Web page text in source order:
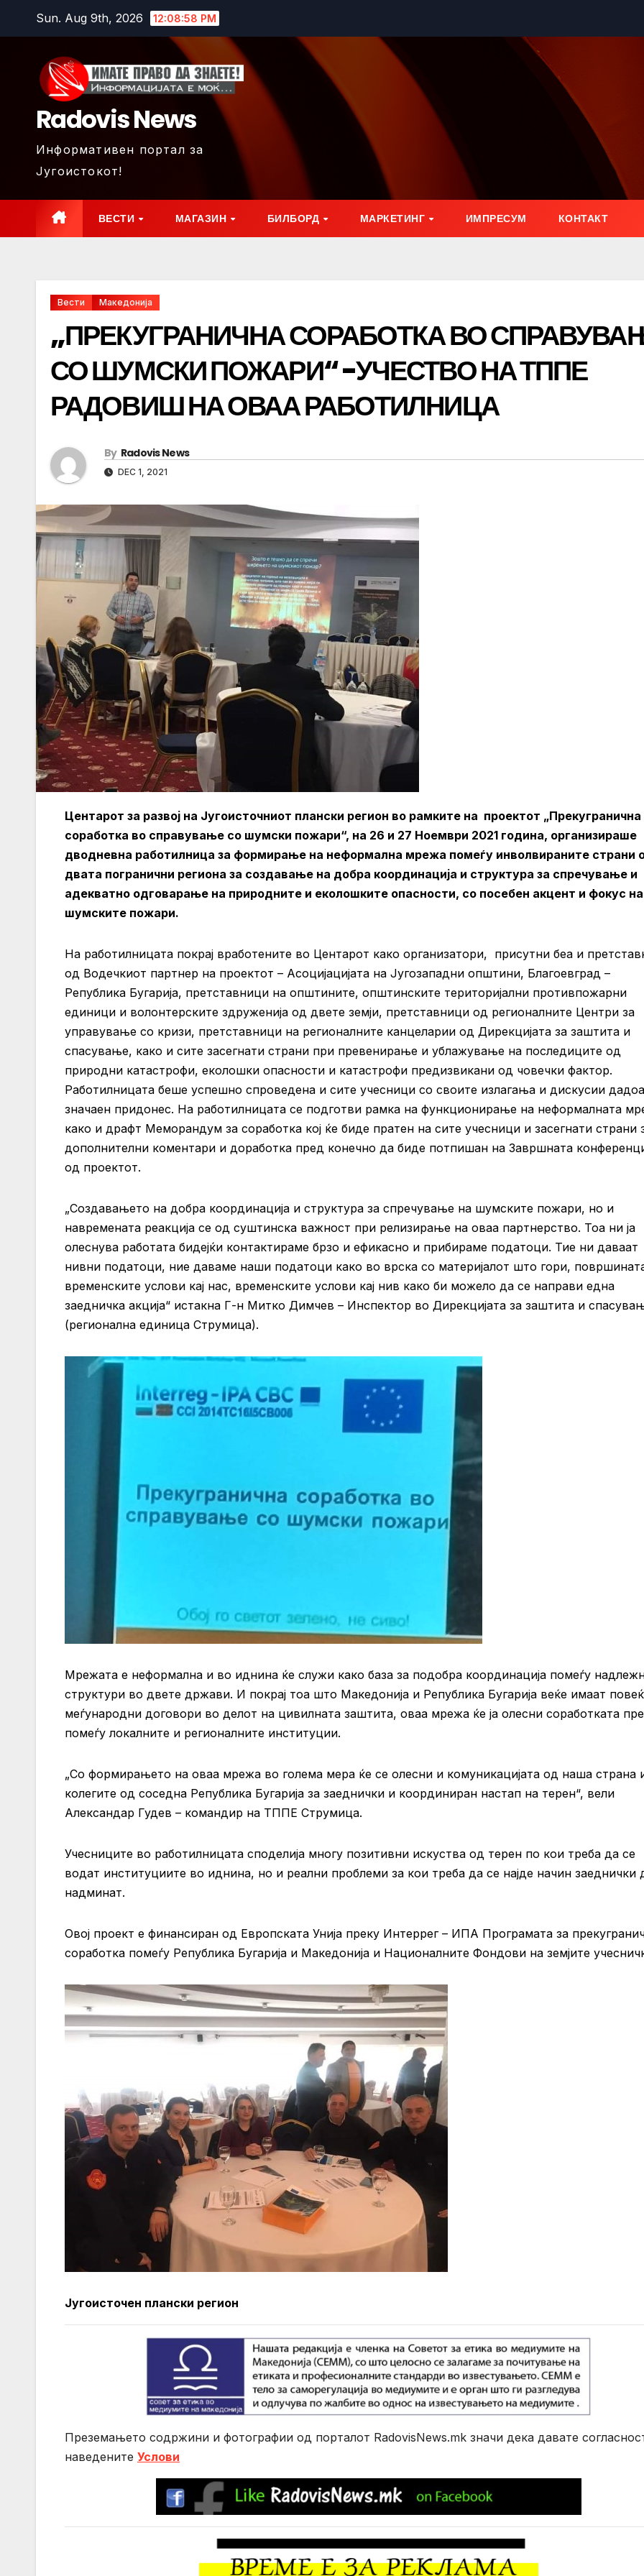
Sun. Aug 9th, 2026 12:09:00 PM
Radovis News
Информативен портал за
Југоистокот!
ВЕСТИ МАГАЗИН БИЛБОРД МАРКЕТИНГ ИМПРЕСУМ КОНТАКТ
Вести Македонија
„ПРЕКУГРАНИЧНА СОРАБОТКА ВО
СО ШУМСКИ ПОЖАРИ“ -УЧЕСТВО НА ТППЕ
РАДОВИШ НА ОВАА РАБОТИЛНИЦА
By Radovis News
DEC 1, 2021
Центарот за развој на Југоисточниот плански регион во рамките на проектот „Прекугранична
соработка во справување со шумски пожари“, на 26 и 27 Ноември 2021 година, организираше
дводневна работилница за формирање на неформална мрежа помеѓу инволвираните страни
двата погранични региона за создавање на добра координација и структура за спречување и
адекватно одговарање на природните и еколошките опасности, со посебен акцент и фокус на
шумските пожари.
На работилницата покрај вработените во Центарот како организатори, присутни беа и
од Водечкиот партнер на проектот – Асоцијацијата на Југозападни општини, Благоевград –
Република Бугарија, претставници на општините, општинските територијални противпожарни
единици и волонтерските здруженија од двете земји, претставници од регионалните Центри за
управување со кризи, претставници на регионалните канцеларии од Дирекцијата за заштита и
спасување, како и сите засегнати страни при превенирање и ублажување на последиците од
природни катастрофи, еколошки опасности и катастрофи предизвикани од човечки фактор.
Работилницата беше успешно спроведена и сите учесници со своите излагања и дискусии дадоа
значаен придонес. На работилницата се подготви рамка на функционирање на неформалната
како и драфт Меморандум за соработка кој ќе биде пратен на сите учесници и засегнати страни
дополнителни коментари и доработка пред конечно да биде потпишан на Завршната
од проектот.
„Создавањето на добра координација и структура за спречување на шумските пожари, но и
навремената реакција се од суштинска важност при релизирање на оваа партнерство. Тоа ни ја
олеснува работата бидејќи контактираме брзо и ефикасно и прибираме податоци. Тие ни даваат
нивни податоци, ние даваме наши податоци како во врска со материјалот што гори,
временските услови кај нас, временските услови кај нив како би можело да се направи една
заедничка акција“ истакна Г-н Митко Димчев – Инспектор во Дирекцијата за заштита и
(регионална единица Струмица).
Мрежата е неформална и во иднина ќе служи како база за подобра координација помеѓу
структури во двете држави. И покрај тоа што Македонија и Република Бугарија веќе имаат
меѓународни договори во делот на цивилната заштита, оваа мрежа ќе ја олесни соработката
помеѓу локалните и регионалните институции.
„Со формирањето на оваа мрежа во голема мера ќе се олесни и комуникацијата од наша страна
колегите од соседна Република Бугарија за заеднички и координиран настап на терен“, вели
Александар Гудев – командир на ТППЕ Струмица.
Учесниците во работилницата споделија многу позитивни искуства од терен по кои треба да се
водат институциите во иднина, но и реални проблеми за кои треба да се најде начин заеднички
надминат.
Овој проект е финансиран од Европската Унија преку Интеррег – ИПА Програмата за
соработка помеѓу Република Бугарија и Македонија и Националните Фондови на земјите
Југоисточен плански регион
Преземањето содржини и фотографии од порталот RadovisNews.mk значи дека давате
нaведените Услови